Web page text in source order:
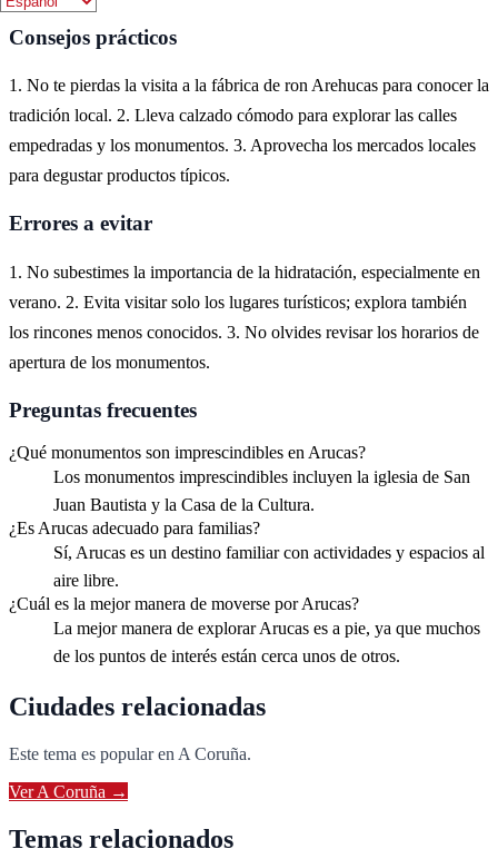
Consejos prácticos
1. No te pierdas la visita a la fábrica de ron Arehucas para conocer la
tradición local. 2. Lleva calzado cómodo para explorar las calles
empedradas y los monumentos. 3. Aprovecha los mercados locales
para degustar productos típicos.
Errores a evitar
1. No subestimes la importancia de la hidratación, especialmente en
verano. 2. Evita visitar solo los lugares turísticos; explora también
los rincones menos conocidos. 3. No olvides revisar los horarios de
apertura de los monumentos.
Preguntas frecuentes
¿Qué monumentos son imprescindibles en Arucas?
Los monumentos imprescindibles incluyen la iglesia de San
Juan Bautista y la Casa de la Cultura.
¿Es Arucas adecuado para familias?
Sí, Arucas es un destino familiar con actividades y espacios al
aire libre.
¿Cuál es la mejor manera de moverse por Arucas?
La mejor manera de explorar Arucas es a pie, ya que muchos
de los puntos de interés están cerca unos de otros.
Ciudades relacionadas
Este tema es popular en A Coruña.
VerA Coruña →
Temas relacionados